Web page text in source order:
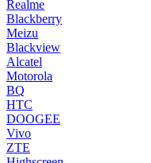
Realme
Blackberry
Meizu
Blackview
Alcatel
Motorola
BQ
HTC
DOOGEE
Vivo
ZTE